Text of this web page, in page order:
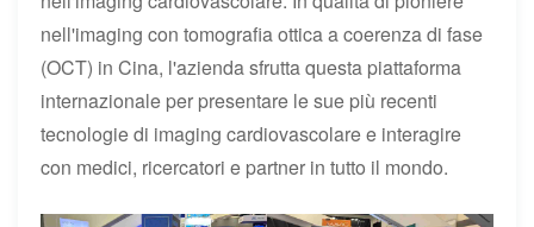
nell'imaging con tomografia ottica a coerenza di fase
(OCT) in Cina, l'azienda sfrutta questa piattaforma
internazionale per presentare le sue più recenti
tecnologie di imaging cardiovascolare e interagire
con medici, ricercatori e partner in tutto il mondo.